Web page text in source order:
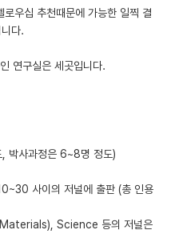
우십 추천때문에 가능한 일찍 결
다.
연구실은 세곳입니다.
박사과정은 6~8명 정도)
사이의 저널에 출판 (총 인용
Science 등의 저널은